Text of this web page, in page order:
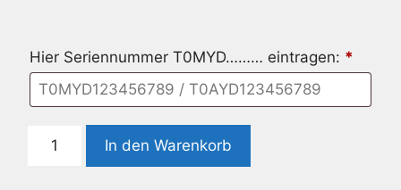
Hier Seriennummer T0MYD……… eintragen: *
Chrysler
In den Warenkorb